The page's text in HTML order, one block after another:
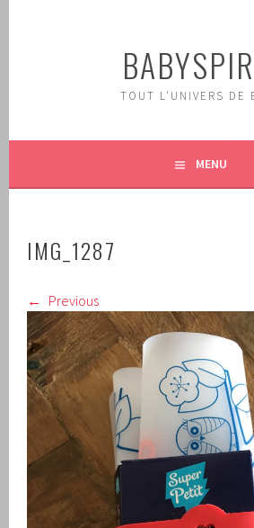
TOUT L'UNIVERS DE
MENU
IMG_1287
Previous